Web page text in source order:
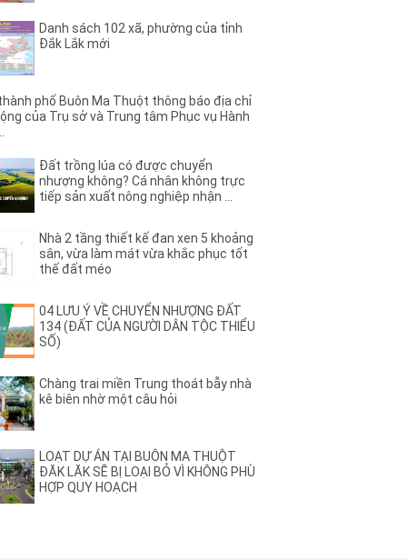
A13 (2)
A6(5)
A8(3)
(44) Ama Pui(2)
(3) Ami Đoan(2)
Vương(8) Ân Phú(2)
B2(13)
B4
(1) Bạch Đằng(1)
Nghĩa (1) Bùi Huy Bích(3)
Xuân(1)
– HĐơk(26) BUÔN ĐÔN(46)
Nao(3)
(4)
(20) Buôn KBu(3)
Đung (1) Buôn Komleo(4)
(18) BUÔN MAP – EA PÔK
Danh sách 102 xã, phường của tỉnh
Đắk Lắk mới
phố Buôn Ma Thuột thông báo địa chỉ
của Trụ sở và Trung tâm Phục vụ Hành
Đất trồng lúa có được chuyển
nhượng không? Cá nhân không trực
tiếp sản xuất nông nghiệp nhận ...
Nhà 2 tầng thiết kế đan xen 5 khoảng
sân, vừa làm mát vừa khắc phục tốt
thế đất méo
04 LƯU Ý VỀ CHUYỂN NHƯỢNG ĐẤT
134 (ĐẤT CỦA NGƯỜI DÂN TỘC THIỂU
SỐ)
Chàng trai miền Trung thoát bẫy nhà
kê biên nhờ một câu hỏi
LOẠT DỰ ÁN TẠI BUÔN MA THUỘT
ĐĂK LĂK SẼ BỊ LOẠI BỎ VÌ KHÔNG PHÙ
HỢP QUY HOẠCH